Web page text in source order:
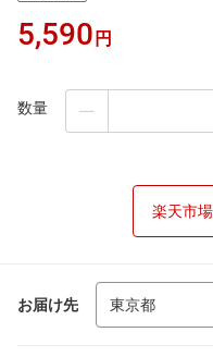
5,590 円
数量
楽天市
お届け先